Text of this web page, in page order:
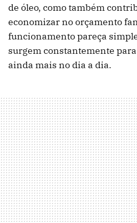
de óleo, como também
economizar no orçamento
funcionamento pareça
surgem constantemente
ainda mais no dia a dia.